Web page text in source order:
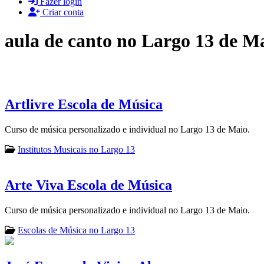
Criar conta
aula de canto no Largo 13 de
Artlivre Escola de Música
Curso de música personalizado e individual no Largo 13 de Maio.
Institutos Musicais no Largo 13
Arte Viva Escola de Música
Curso de música personalizado e individual no Largo 13 de Maio.
Escolas de Música no Largo 13